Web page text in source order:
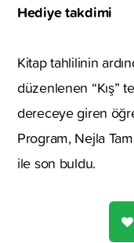
Hediye takdimi
Kitap tahlilinin
düzenlenen “Kış”
dereceye giren
Program, Nejla
ile son buldu.